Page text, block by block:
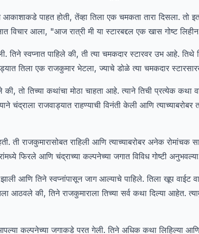
पाहत होती, तेंव्हा तिला एक चमकता तारा दिसला. तो
विचार आला, "आज रात्री मी या स्टारबद्दल एक खास गोष्ट
तिने स्वप्नात पाहिले की, ती त्या चमकदार स्टारवर उभ आहे.
तिला एक राजकुमार भेटला, ज्याचे डोळे त्या चमकदार
की, तो तिच्या कथांचा मोठा चाहता आहे. त्याने तिची प्रत्येक कथा
राजवाड्यात राहण्याची विनंती केली आणि त्याच्याबरोबर
ती राजकुमारासोबत राहिली आणि त्याच्याबरोबर अनेक रोमांचक
फिरले आणि चंद्राच्या कल्पनेच्या जगात विविध गोष्टी
आणि तिने स्वप्नांपासून जाग आल्याचे पाहिले. तिला खूप वाईट
आठवले की, तिने राजकुमाराला तिच्या सर्व कथा दिल्या आहेत.
कल्पनेच्या जगाकडे परत गेली. तिने अधिक कथा लिहिल्या